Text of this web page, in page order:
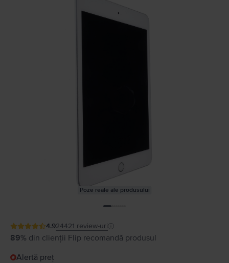
Poze reale ale produsului
4.924421 review-uri
89% din clienții Flip recomandă produsul
Alertă preț